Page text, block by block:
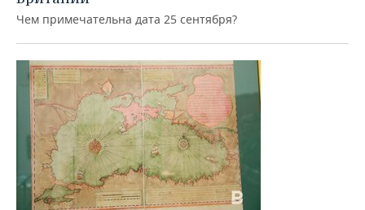
Чем примечательна дата 25 сентября?